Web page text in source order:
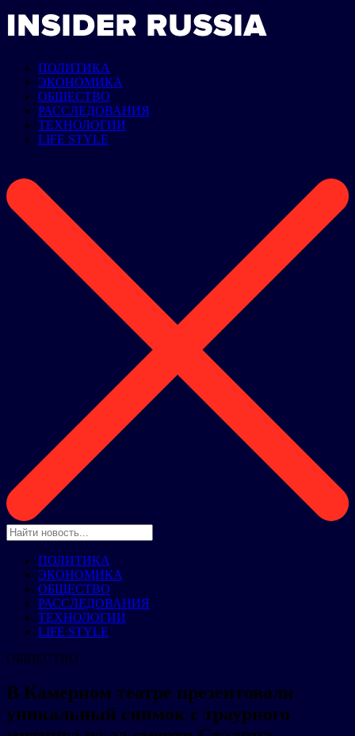
ПОЛИТИКА
ЭКОНОМИКА
ОБЩЕСТВО
РАССЛЕДОВАНИЯ
ТЕХНОЛОГИИ
LIFE STYLE
ПОЛИТИКА
ЭКОНОМИКА
ОБЩЕСТВО
РАССЛЕДОВАНИЯ
ТЕХНОЛОГИИ
LIFE STYLE
ОБЩЕСТВО
В Камерном театре презентовали
уникальный снимок с траурного